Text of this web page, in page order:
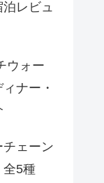
レビュ
ウォー
ナー・
ェーン
全5種